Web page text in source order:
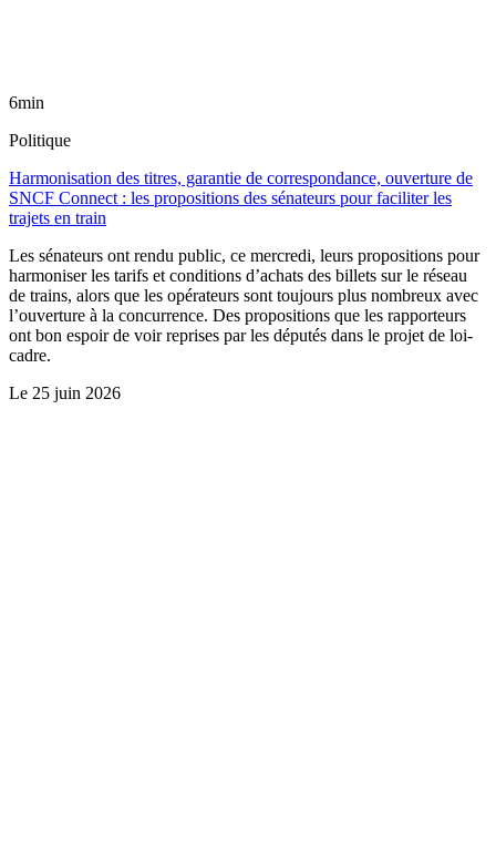
6min
Politique
Harmonisation des titres, garantie de correspondance, ouverture de
SNCF Connect : les propositions des sénateurs pour faciliter les
trajets en train
Les sénateurs ont rendu public, ce mercredi, leurs propositions pour
harmoniser les tarifs et conditions d’achats des billets sur le réseau
de trains, alors que les opérateurs sont toujours plus nombreux avec
l’ouverture à la concurrence. Des propositions que les rapporteurs
ont bon espoir de voir reprises par les députés dans le projet de loi-
cadre.
Le 25 juin 2026